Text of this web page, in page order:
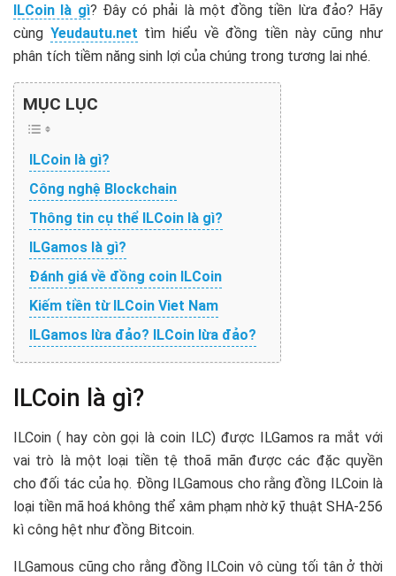
ILCoin là gì? Đây có phải là một đồng tiền lừa đảo? Hãy
cùng Yeudautu.net tìm hiểu về đồng tiền này cũng như
phân tích tiềm năng sinh lợi của chúng trong tương lai nhé.
MỤC LỤC
ILCoin là gì?
Công nghệ Blockchain
Thông tin cụ thể ILCoin là gì?
ILGamos là gì?
Đánh giá về đồng coin ILCoin
Kiếm tiền từ ILCoin Viet Nam
ILGamos lừa đảo? ILCoin lừa đảo?
ILCoin là gì?
ILCoin ( hay còn gọi là coin ILC) được ILGamos ra mắt với
vai trò là một loại tiền tệ thoã mãn được các đặc quyền
cho đối tác của họ. Đồng ILGamous cho rằng đồng ILCoin là
loại tiền mã hoá không thể xâm phạm nhờ kỹ thuật SHA-256
kì công hệt như đồng Bitcoin.
ILGamous cũng cho rằng đồng ILCoin vô cùng tối tân ở thời